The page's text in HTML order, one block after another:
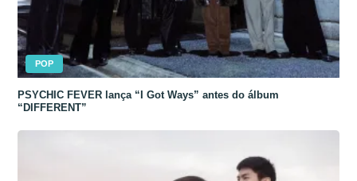
POP
PSYCHIC FEVER lança “I Got Ways” antes do álbum
“DIFFERENT”